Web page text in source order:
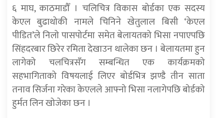
६ माघ, काठमाडौँ । चलिचित्र विकास बोर्डका एक सदस्य
केएल बुढाथोकी नामले चिनिने खेतुलाल बिसी ‘केएल
पीडित’ले निलो पासपोर्टमा समेत बेलायतको भिसा नपाएपछि
सिंहदरबार छिरेर रमिता देखाउन थालेका छन । बेलायतमा हुन
लागेको चलचित्रसँग सम्बन्धित एक कार्यक्रमको
सहभागिताको विषयलाई लिएर बोर्डभित्र झण्डै तीन साता
तनाव सिर्जना गरेका केएलले आफ्नो भिसा नलागेपछि बोर्डको
हुर्मत लिन खोजेका छन ।